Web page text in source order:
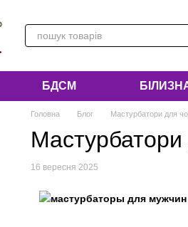
БДСМ
Головна Блог Мастурбатори для
Мастурбатори
16 вересня 2025